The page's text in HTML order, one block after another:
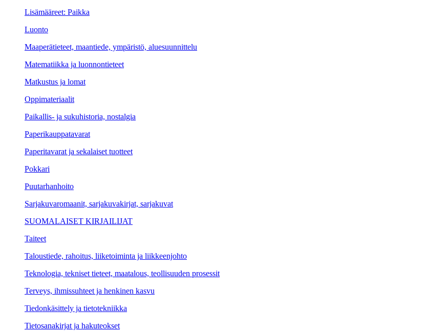
Lisämääreet: Paikka
Luonto
Maaperätieteet, maantiede, ympäristö, aluesuunnittelu
Matematiikka ja luonnontieteet
Matkustus ja lomat
Oppimateriaalit
Paikallis- ja sukuhistoria, nostalgia
Paperikauppatavarat
Paperitavarat ja sekalaiset tuotteet
Pokkari
Puutarhanhoito
Sarjakuvaromaanit, sarjakuvakirjat, sarjakuvat
SUOMALAISET KIRJAILIJAT
Taiteet
Taloustiede, rahoitus, liiketoiminta ja liikkeenjohto
Teknologia, tekniset tieteet, maatalous, teollisuuden prosessit
Terveys, ihmissuhteet ja henkinen kasvu
Tiedonkäsittely ja tietotekniikka
Tietosanakirjat ja hakuteokset